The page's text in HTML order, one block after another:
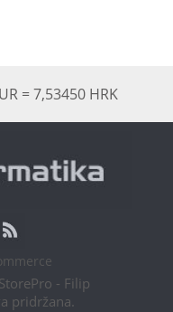
= 7,53450 HRK
- Filip
pridržana.